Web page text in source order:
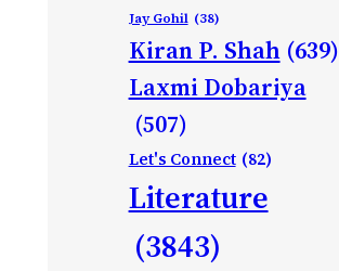
Jay Gohil (38)
Kiran P. Shah (639)
Laxmi Dobariya
(507)
Let's Connect (82)
Literature
(3843)